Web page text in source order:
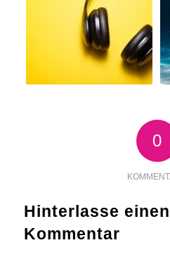
0
Hinterlasse einen
Kommentar